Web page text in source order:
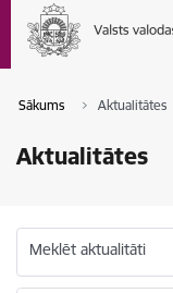
Sākums Aktualitātes
Aktualitātes
Meklēt aktualitāti